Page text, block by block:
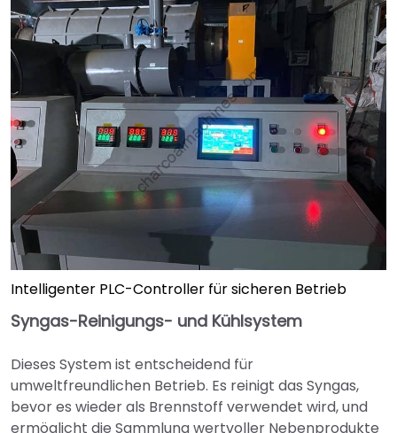
Intelligenter PLC-Controller für sicheren Betrieb
Syngas-Reinigungs- und Kühlsystem
Dieses System ist entscheidend für
umweltfreundlichen Betrieb. Es reinigt das Syngas,
bevor es wieder als Brennstoff verwendet wird, und
ermöglicht die Sammlung wertvoller Nebenprodukte